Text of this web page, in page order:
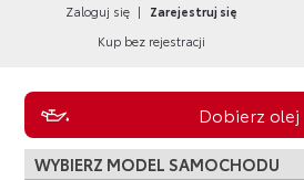
Zaloguj się |
Zarejestruj się
Kup bez rejestracji
Dobierz olej
WYBIERZ MODEL SAMOCHODU